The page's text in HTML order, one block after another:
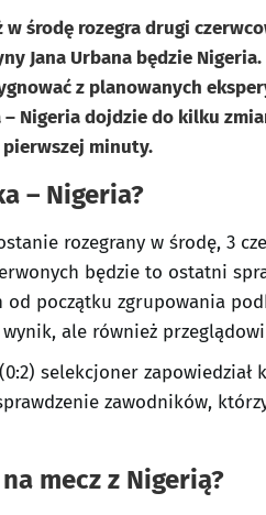
w środę rozegra drugi
Jana Urbana będzie
z planowanych
– Nigeria dojdzie do kilku
minuty.
– Nigeria?
rozegrany w środę, 3
będzie to ostatni
od początku zgrupowania
ale również
selekcjoner zapowiedział
zawodników,
mecz z Nigerią?